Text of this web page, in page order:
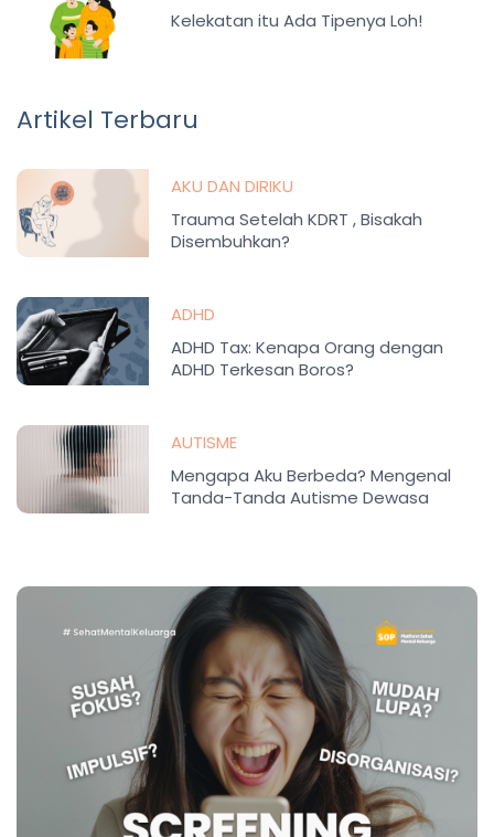
Kelekatan itu Ada Tipenya Loh!
Artikel Terbaru
AKU DAN DIRIKU
Trauma Setelah KDRT , Bisakah
Disembuhkan?
ADHD
ADHD Tax: Kenapa Orang dengan
ADHD Terkesan Boros?
AUTISME
Mengapa Aku Berbeda? Mengenal
Tanda-Tanda Autisme Dewasa